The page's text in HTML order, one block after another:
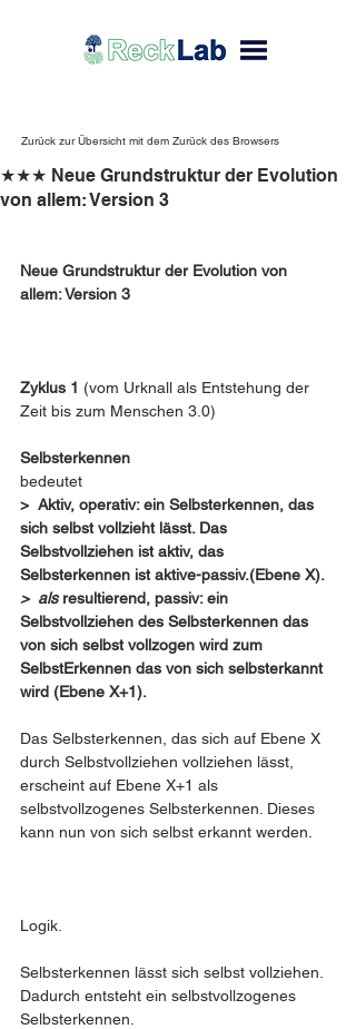
Zurück zur Übersicht mit dem Zurück des Browsers
★★★ Neue Grundstruktur der Evolution
von allem: Version 3
Neue Grundstruktur der Evolution von
allem: Version 3
Zyklus 1 (vom Urknall als Entstehung der
Zeit bis zum Menschen 3.0)
Selbsterkennen
bedeutet
>  Aktiv, operativ: ein Selbsterkennen, das
sich selbst vollzieht lässt. Das
Selbstvollziehen ist aktiv, das
Selbsterkennen ist aktive-passiv.(Ebene X).
>  als resultierend, passiv: ein
Selbstvollziehen des Selbsterkennen das
von sich selbst vollzogen wird zum
SelbstErkennen das von sich selbsterkannt
wird (Ebene X+1).
Das Selbsterkennen, das sich auf Ebene X
durch Selbstvollziehen vollziehen lässt,
erscheint auf Ebene X+1 als
selbstvollzogenes Selbsterkennen. Dieses
kann nun von sich selbst erkannt werden.
Logik.
Selbsterkennen lässt sich selbst vollziehen.
Dadurch entsteht ein selbstvollzogenes
Selbsterkennen.